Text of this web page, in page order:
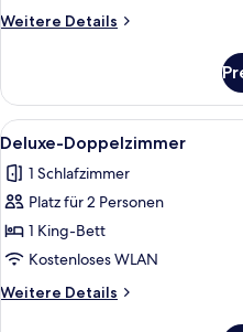
Weitere Details
Weitere
Doppelzimmer
Alle
Fotos
für
Deluxe-
Doppelzimmer
anzeigen
10
Deluxe-Doppelzimmer
1 Schlafzimmer
Platz für 2 Personen
1 King-Bett
Kostenloses WLAN
Weitere Details
Weitere